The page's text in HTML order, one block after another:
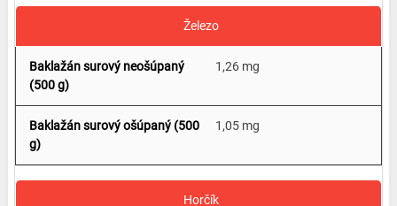
Železo
1,26 mg
1,05 mg
Horčík